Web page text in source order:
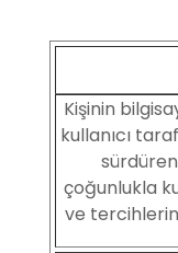
Kişinin
kullanıcı
çoğunlukla
ve